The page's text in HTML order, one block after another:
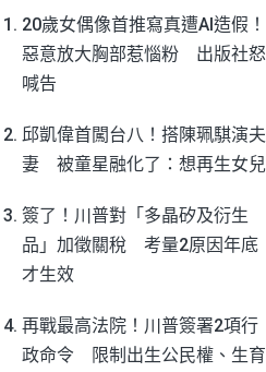
20歲女偶像首推寫真遭AI造假！
惡意放大胸部惹惱粉 出版社怒
喊告
邱凱偉首闖台八！搭陳珮騏演夫
妻 被童星融化了：想再生女兒
簽了！川普對「多晶矽及衍生
品」加徵關稅 考量2原因年底
才生效
再戰最高法院！川普簽署2項行
政命令 限制出生公民權、生育